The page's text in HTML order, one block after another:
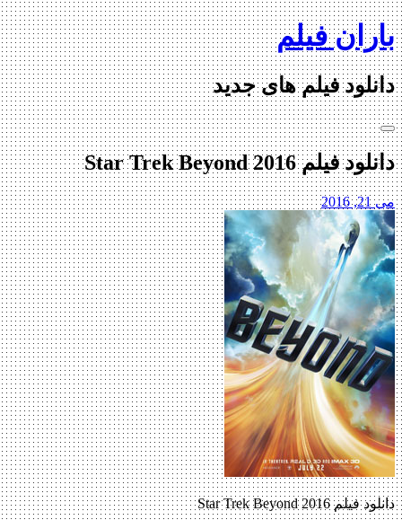
Skip
to
content
باران فیلم
دانلود فیلم های جدید
دانلود فیلم Star Trek Beyond 2016
می 21, 2016
دانلود فیلم Star Trek Beyond 2016